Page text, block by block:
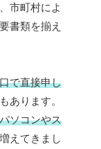
市町村によ
書類を揃え
で直接申し
あります。
パソコンやス
えてきまし